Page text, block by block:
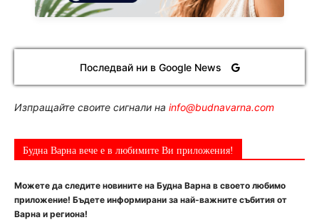
Последвай ни в Google News
Изпращайте своите сигнали на info@budnavarna.com
Будна Варна вече е в любимите Ви приложения!
Можете да следите новините на Будна Варна в своето любимо
приложение! Бъдете информирани за най-важните събития от
Варна и региона!